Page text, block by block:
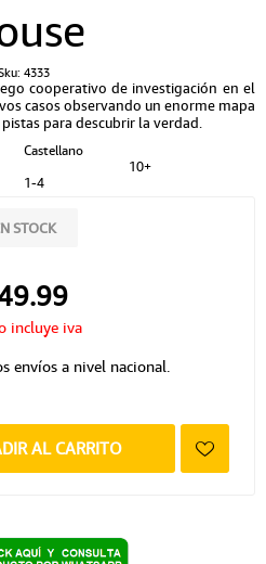
4333
cooperativo de investigación en el
casos observando un enorme mapa
para descubrir la verdad.
Castellano
10+
1-4
STOCK
incluye iva
envíos a nivel nacional.
AL CARRITO